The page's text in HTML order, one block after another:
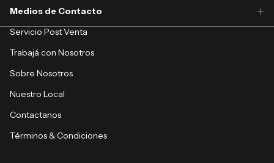
Medios de Contacto
Servicio Post Venta
Trabajá con Nosotros
Sobre Nosotros
Nuestro Local
Contactanos
Términos & Condiciones